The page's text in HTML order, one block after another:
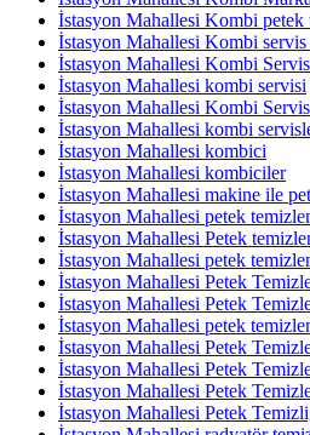
İstasyon Mahallesi Kombi petek
İstasyon Mahallesi Kombi servis
İstasyon Mahallesi Kombi
İstasyon Mahallesi kombi servisi
İstasyon Mahallesi Kombi
İstasyon Mahallesi kombi
İstasyon Mahallesi kombici
İstasyon Mahallesi kombiciler
İstasyon Mahallesi makine ile
İstasyon Mahallesi petek
İstasyon Mahallesi Petek
İstasyon Mahallesi petek
İstasyon Mahallesi Petek
İstasyon Mahallesi Petek
İstasyon Mahallesi petek
İstasyon Mahallesi Petek
İstasyon Mahallesi Petek
İstasyon Mahallesi Petek
İstasyon Mahallesi Petek